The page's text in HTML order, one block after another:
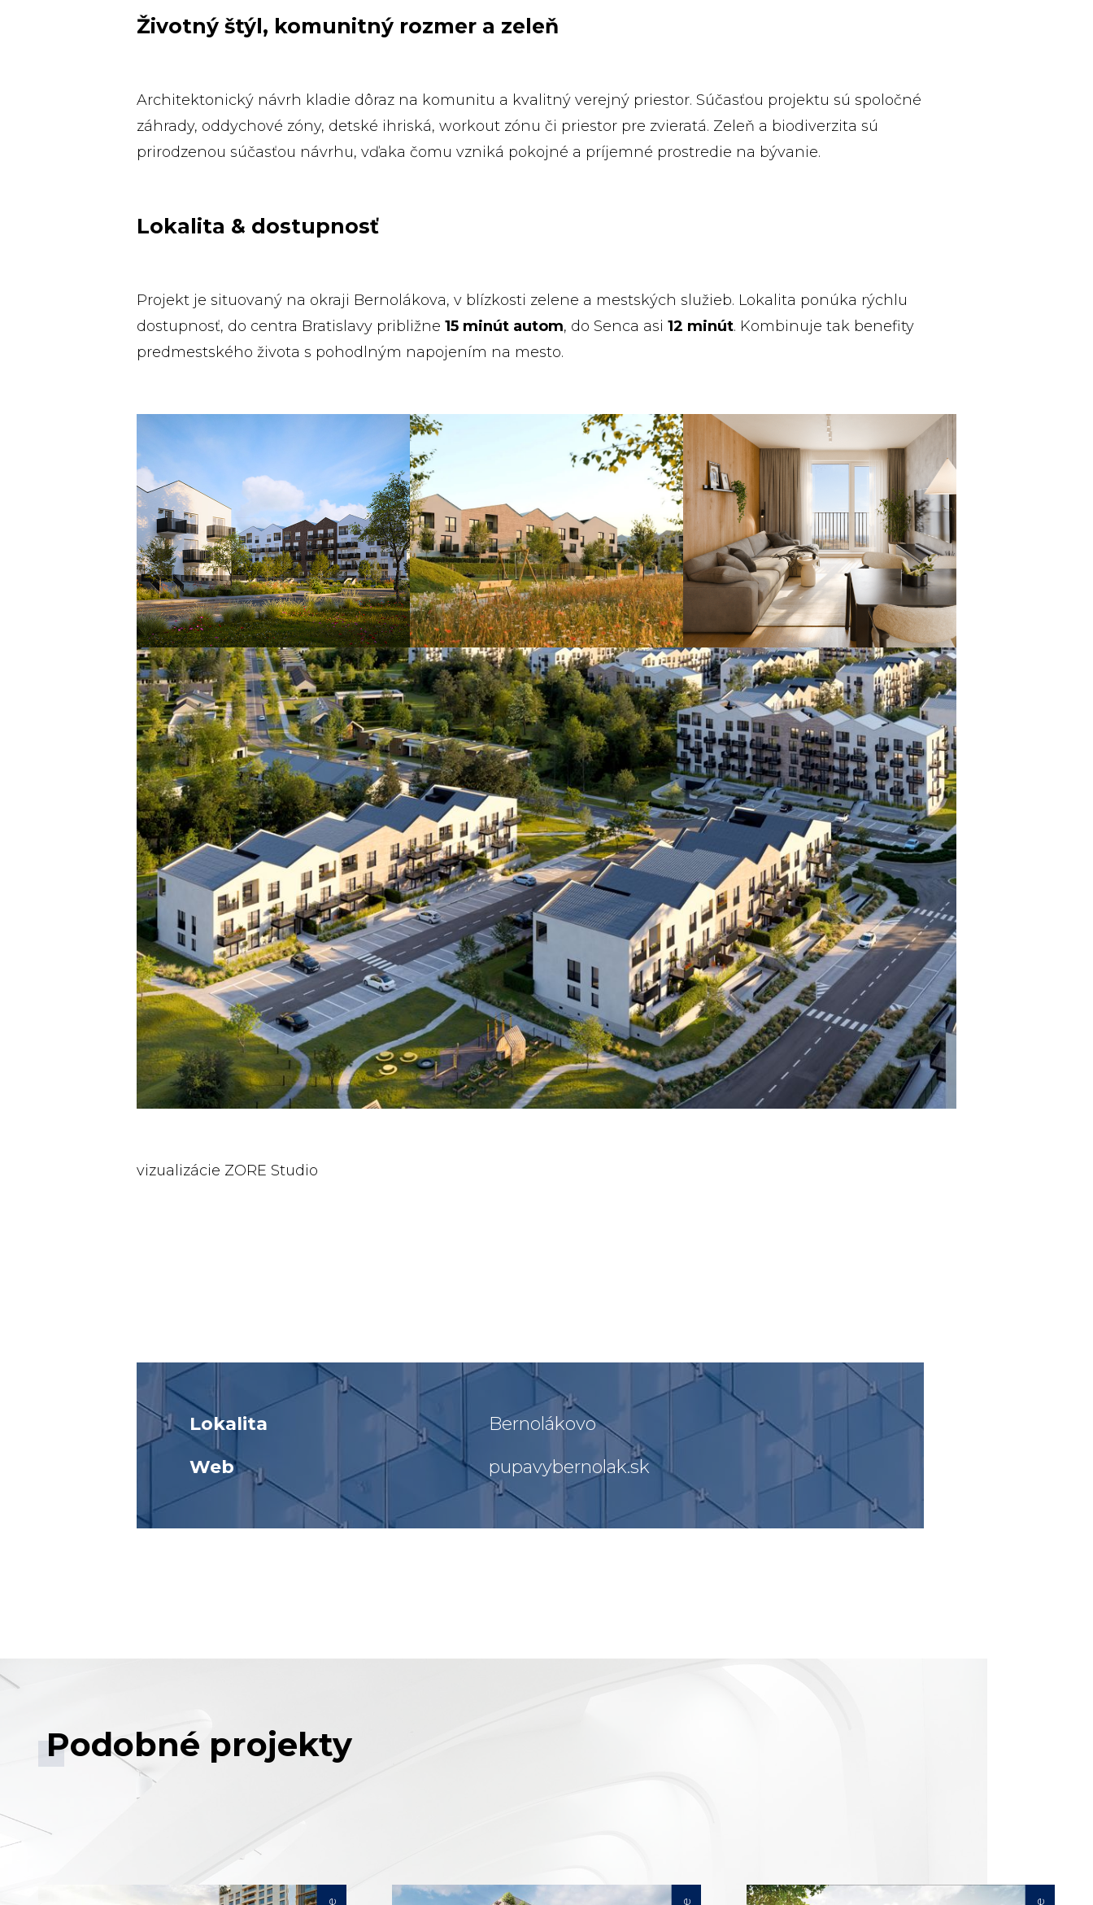
Životný štýl, komunitný rozmer a zeleň
Architektonický návrh kladie dôraz na komunitu a kvalitný verejný priestor. Súčasťou projektu sú spoločné
záhrady, oddychové zóny, detské ihriská, workout zónu či priestor pre zvieratá. Zeleň a biodiverzita sú
prirodzenou súčasťou návrhu, vďaka čomu vzniká pokojné a príjemné prostredie na bývanie.
Lokalita & dostupnosť
Projekt je situovaný na okraji Bernolákova, v blízkosti zelene a mestských služieb. Lokalita ponúka rýchlu
dostupnosť, do centra Bratislavy približne 15 minút autom, do Senca asi 12 minút. Kombinuje tak benefity
predmestského života s pohodlným napojením na mesto.
vizualizácie ZORE Studio
Lokalita
Bernolákovo
Web
pupavybernolak.sk
Podobné projekty